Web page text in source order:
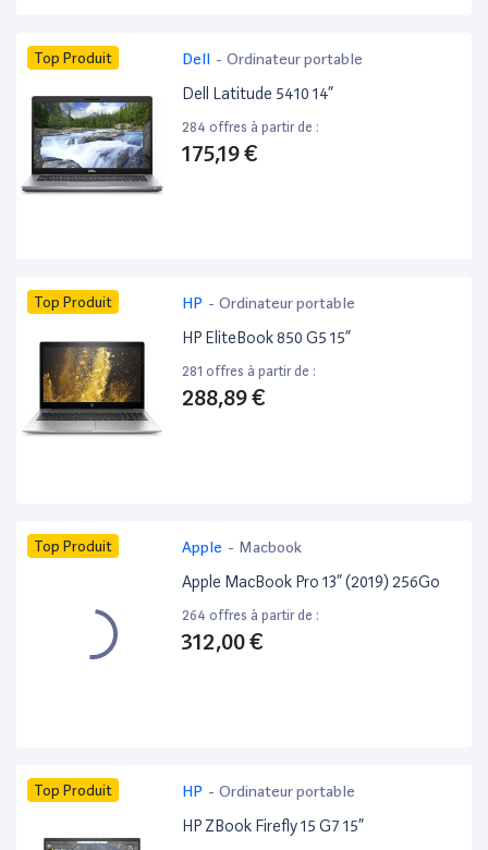
Top Produit Dell - Ordinateur portable
Dell Latitude 5410 14”
284 offres à partir de :
175,19 €
Top Produit HP - Ordinateur portable
HP EliteBook 850 G5 15”
281 offres à partir de :
288,89 €
Top Produit Apple - Macbook
Apple MacBook Pro 13” (2019) 256Go
264 offres à partir de :
312,00 €
Top Produit HP - Ordinateur portable
HP ZBook Firefly 15 G7 15”